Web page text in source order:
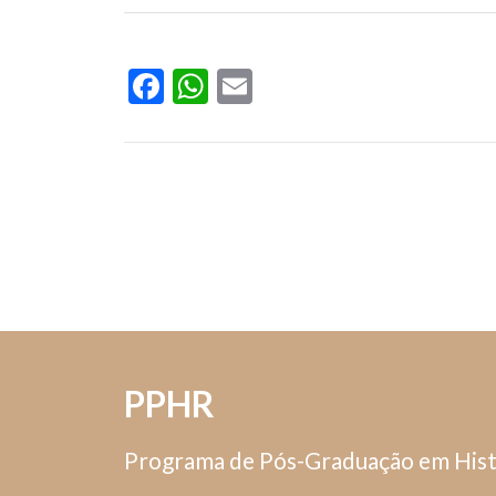
Facebook
WhatsApp
PPHR
Programa de Pós-Graduação em